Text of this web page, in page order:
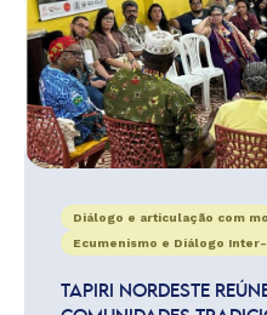
Diálogo e articulação com
Ecumenismo e Diálogo
TAPIRI NORDESTE